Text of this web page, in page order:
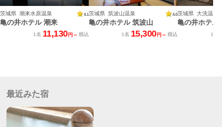
茨城県 潮来水原温泉 4.1
亀の井ホテル 潮来
1名 11,130円～ 税込
茨城県 筑波山温泉 4.0
亀の井ホテル 筑波山
1名 15,300円～ 税込
茨城県 大洗温泉
1名
最近みた宿